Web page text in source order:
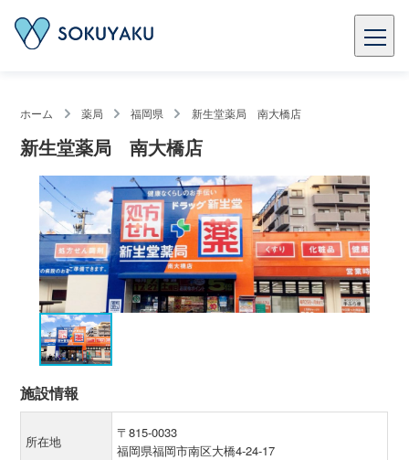
ホーム 薬局 福岡県 新生堂薬局 南大橋店
新生堂薬局 南大橋店
施設情報
所在地
〒815-0033
福岡県福岡市南区大橋4-24-17